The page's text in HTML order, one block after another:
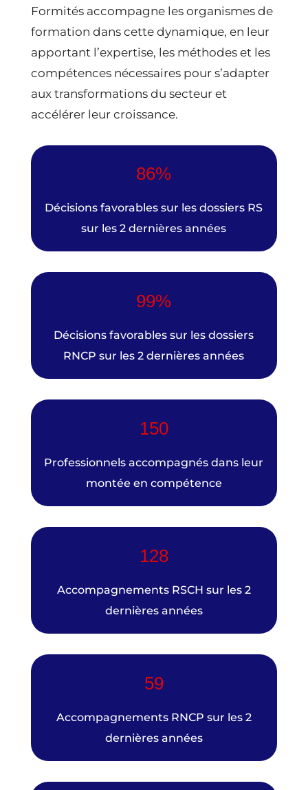
Formités accompagne les organismes de
formation dans cette dynamique, en leur
apportant l’expertise, les méthodes et les
compétences nécessaires pour s’adapter
aux transformations du secteur et
accélérer leur croissance.
86%
Décisions favorables sur les dossiers RS
sur les 2 dernières années
99%
Décisions favorables sur les dossiers
RNCP sur les 2 dernières années
150
Professionnels accompagnés dans leur
montée en compétence
128
Accompagnements RSCH sur les 2
dernières années
59
Accompagnements RNCP sur les 2
dernières années